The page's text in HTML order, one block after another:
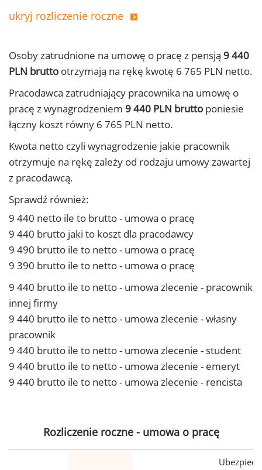
ukryj rozliczenie roczne
Osoby zatrudnione na umowę o pracę z pensją 9 440
PLN brutto otrzymają na rękę kwotę 6 765 PLN netto.
Pracodawca zatrudniający pracownika na umowę o
pracę z wynagrodzeniem 9 440 PLN brutto poniesie
łączny koszt równy 6 765 PLN netto.
Kwota netto czyli wynagrodzenie jakie pracownik
otrzymuje na rękę zależy od rodzaju umowy zawartej
z pracodawcą.
Sprawdź również:
9 440 netto ile to brutto - umowa o pracę
9 440 brutto jaki to koszt dla pracodawcy
9 490 brutto ile to netto - umowa o pracę
9 390 brutto ile to netto - umowa o pracę
9 440 brutto ile to netto - umowa zlecenie - pracownik
innej firmy
9 440 brutto ile to netto - umowa zlecenie - własny
pracownik
9 440 brutto ile to netto - umowa zlecenie - student
9 440 brutto ile to netto - umowa zlecenie - emeryt
9 440 brutto ile to netto - umowa zlecenie - rencista
Rozliczenie roczne - umowa o pracę